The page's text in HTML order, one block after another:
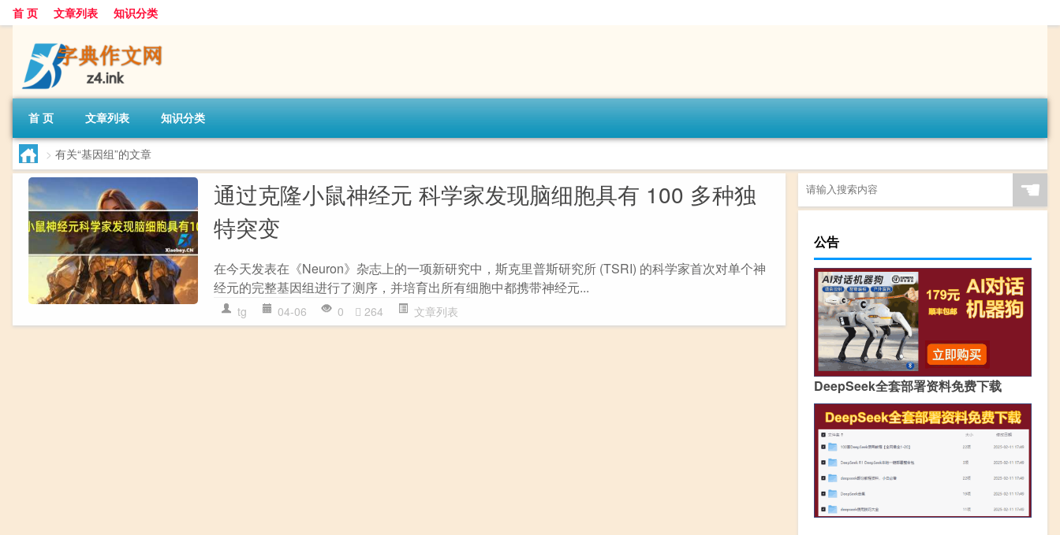
首 页 文章列表 知识分类
首 页 文章列表 知识分类
> 有关“基因组”的文章
通过克隆小鼠神经元 科学家发现脑细胞具有 100 多种独
特突变
在今天发表在《Neuron》杂志上的一项新研究中，斯克里普斯研究所 (TSRI) 的科学家首次对单个神
经元的完整基因组进行了测序，并培育出所有细胞中都携带神经元...
tg 04-06 0 264 文章列表
☚
公告
DeepSeek全套部署资料免费下载